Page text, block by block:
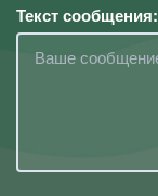
Текст сообщения: